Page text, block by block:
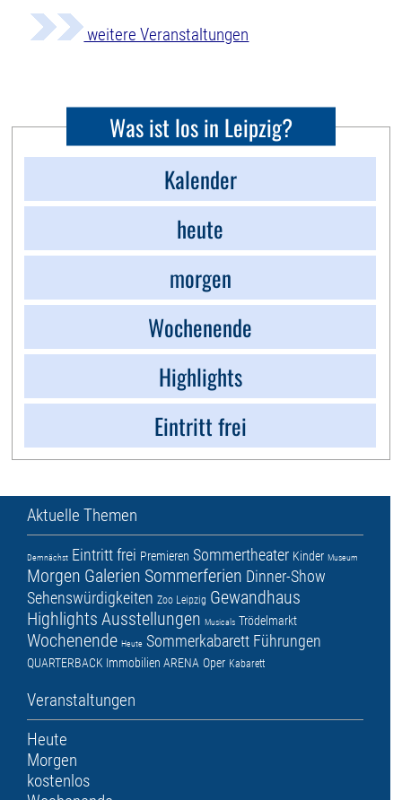
weitere Veranstaltungen
Was ist los in Leipzig?
Kalender
heute
morgen
Wochenende
Highlights
Eintritt frei
Aktuelle Themen
Demnächst Eintritt frei Premieren Sommertheater Kinder Museum
Morgen Galerien Sommerferien Dinner-Show
Sehenswürdigkeiten Zoo Leipzig Gewandhaus
Highlights Ausstellungen Musicals Trödelmarkt
Wochenende Heute Sommerkabarett Führungen
QUARTERBACK Immobilien ARENA Oper Kabarett
Veranstaltungen
Heute
Morgen
kostenlos